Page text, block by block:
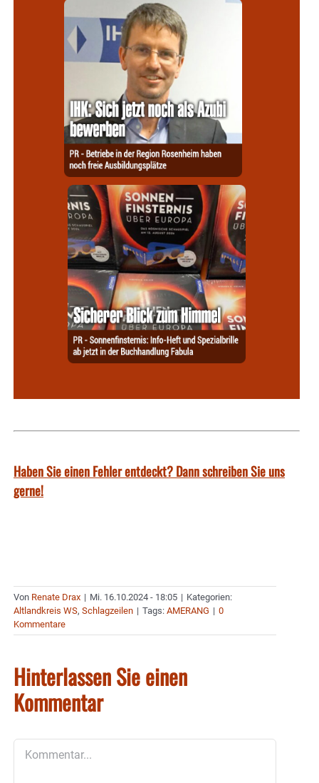
Haben Sie einen Fehler entdeckt? Dann schreiben Sie uns
gerne!
Von Renate Drax | Mi. 16.10.2024 - 18:05 | Kategorien:
Altlandkreis WS, Schlagzeilen | Tags: AMERANG | 0
Kommentare
Hinterlassen Sie einen
Kommentar